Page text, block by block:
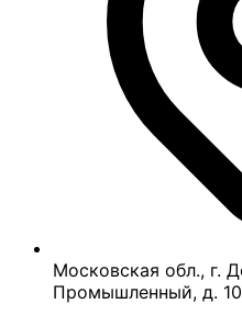
Московская обл., г.
Промышленный, д. 10